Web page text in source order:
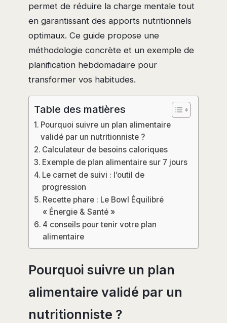
permet de réduire la charge mentale tout
en garantissant des apports nutritionnels
optimaux. Ce guide propose une
méthodologie concrète et un exemple de
planification hebdomadaire pour
transformer vos habitudes.
Table des matières
Pourquoi suivre un plan alimentaire
validé par un nutritionniste ?
Calculateur de besoins caloriques
Exemple de plan alimentaire sur 7 jours
Le carnet de suivi : l’outil de
progression
Recette phare : Le Bowl Équilibré
« Énergie & Santé »
4 conseils pour tenir votre plan
alimentaire
Pourquoi suivre un plan
alimentaire validé par un
nutritionniste ?